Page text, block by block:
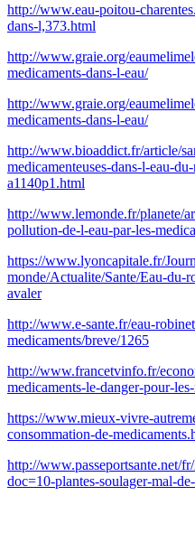
http://www.eau-poitou-
dans-l,373.html
http://www.graie.org/
medicaments-dans-l-eau/
http://www.graie.org/
medicaments-dans-l-eau/
http://www.bioaddict.fr/article/
medicamenteuses-dans-l-eau-
a1140p1.html
http://www.lemonde.fr/planete/
pollution-de-l-eau-par-les-
https://www.lyoncapitale.fr/
monde/Actualite/Sante/Eau-du-
avaler
http://www.e-sante.fr/eau-
medicaments/breve/1265
http://www.francetvinfo.fr/
medicaments-le-danger-pour-
https://www.mieux-vivre-
consommation-de-
http://www.passeportsante.net/
doc=10-plantes-soulager-mal-